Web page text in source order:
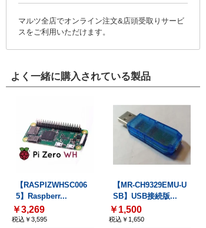
マルツ全店でオンライン注文&店頭受取りサービ
スをご利用いただけます。
よく一緒に購入されている製品
【RASPIZWHSC006
5】Raspberr...
￥3,269
税込￥3,595
【MR-CH9329EMU-U
SB】USB接続版...
￥1,500
税込￥1,650